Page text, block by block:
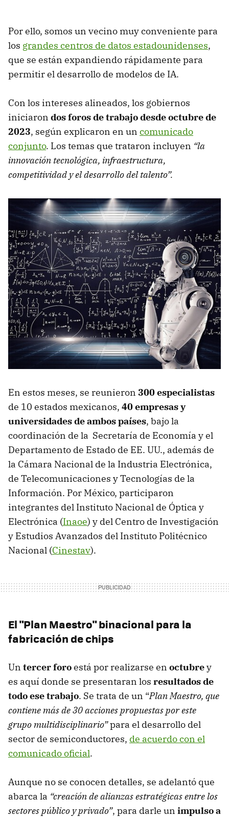
Por ello, somos un vecino muy conveniente para
los grandes centros de datos estadounidenses,
que se están expandiendo rápidamente para
permitir el desarrollo de modelos de IA.
Con los intereses alineados, los gobiernos
iniciaron dos foros de trabajo desde octubre de
2023, según explicaron en un comunicado
conjunto. Los temas que trataron incluyen “la
innovación tecnológica, infraestructura,
competitividad y el desarrollo del talento”.
En estos meses, se reunieron 300 especialistas
de 10 estados mexicanos, 40 empresas y
universidades de ambos países, bajo la
coordinación de la Secretaría de Economía y el
Departamento de Estado de EE. UU., además de
la Cámara Nacional de la Industria Electrónica,
de Telecomunicaciones y Tecnologías de la
Información. Por México, participaron
integrantes del Instituto Nacional de Óptica y
Electrónica (Inaoe) y del Centro de Investigación
y Estudios Avanzados del Instituto Politécnico
Nacional (Cinestav).
El "Plan Maestro" binacional para la
fabricación de chips
Un tercer foroestá por realizarse en octubrey
es aquí donde se presentaran los resultados de
todo ese trabajo. Se trata de un “Plan Maestro, que
contiene más de 30 acciones propuestas por este
grupo multidisciplinario”para el desarrollo del
sector de semiconductores, de acuerdo con el
comunicado oficial.
Aunque no se conocen detalles, se adelantó que
abarca la “creación de alianzas estratégicas entre los
sectores público y privado”, para darle un impulso a